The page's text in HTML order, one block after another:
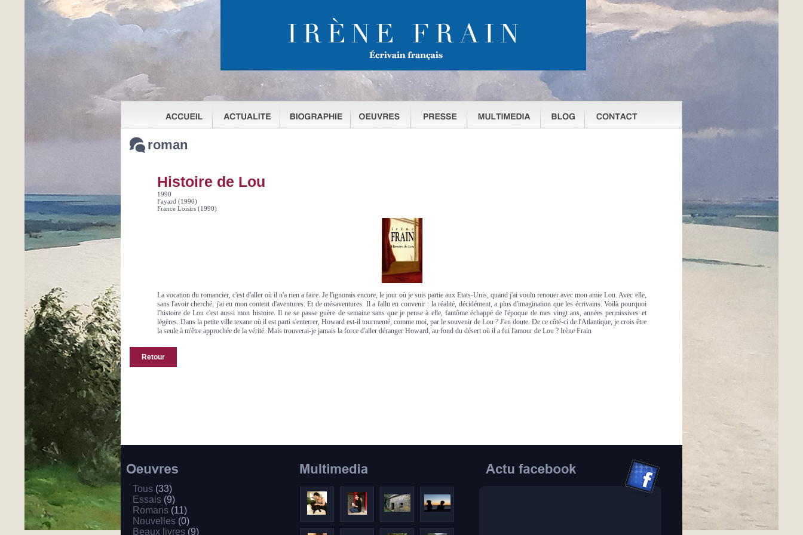
roman
Histoire de Lou
1990
Fayard (1990)
France Loisirs (1990)
La vocation du romancier, c'est d'aller où il n'a rien a faire. Je l'ignorais encore, le jour où je suis partie aux Etats-Unis, quand j'ai voulu renouer avec mon amie Lou. Avec elle,
sans l'avoir cherché, j'ai eu mon content d'aventures. Et de mésaventures. Il a fallu en convenir : la réalité, décidément, a plus d'imagination que les écrivains. Voilà pourquoi
l'histoire de Lou c'est aussi mon histoire. Il ne se passe guère de semaine sans que je pense à elle, fantôme échappé de l'époque de mes vingt ans, années permissives et
légères. Dans la petite ville texane où il est parti s'enterrer, Howard est-il tourmenté, comme moi, par le souvenir de Lou ? J'en doute. De ce côté-ci de l'Atlantique, je crois être
la seule à m'être approchée de la vérité. Mais trouverai-je jamais la force d'aller déranger Howard, au fond du désert où il a fui l'amour de Lou ? Irène Frain
Retour
Tous (33)
Essais (9)
Romans (11)
Nouvelles (0)
Beaux livres (9)